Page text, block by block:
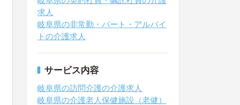
求人
岐阜県の非常勤・パート・アルバイ
トの介護求人
サービス内容
岐阜県の訪問介護の介護求人
岐阜県の介護老人保健施設（老健）